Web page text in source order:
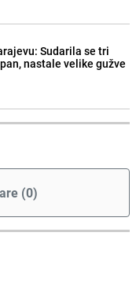
Sudarila se tri
nastale velike gužve
(0)